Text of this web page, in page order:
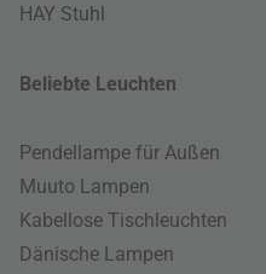
HAY Stuhl
Beliebte Leuchten
Pendellampe für Außen
Muuto Lampen
Kabellose Tischleuchten
Dänische Lampen